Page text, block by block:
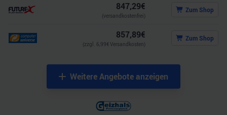
847,29€
(versandkostenfrei)
Zum Shop
857,89€
(zzgl. 6,99€ Versandkosten)
Zum Shop
Weitere Angebote anzeigen